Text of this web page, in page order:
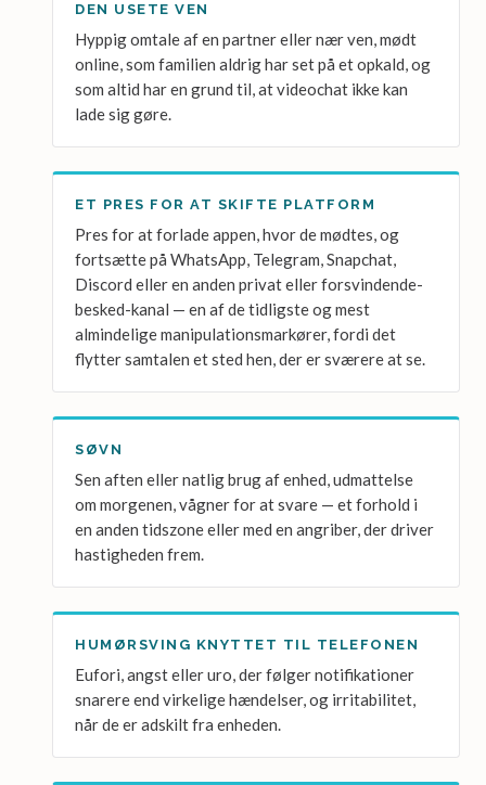
DEN USETE VEN
Hyppig omtale af en partner eller nær ven, mødt
online, som familien aldrig har set på et opkald, og
som altid har en grund til, at videochat ikke kan
lade sig gøre.
ET PRES FOR AT SKIFTE PLATFORM
Pres for at forlade appen, hvor de mødtes, og
fortsætte på WhatsApp, Telegram, Snapchat,
Discord eller en anden privat eller forsvindende-
besked-kanal — en af de tidligste og mest
almindelige manipulationsmarkører, fordi det
flytter samtalen et sted hen, der er sværere at se.
SØVN
Sen aften eller natlig brug af enhed, udmattelse
om morgenen, vågner for at svare — et forhold i
en anden tidszone eller med en angriber, der driver
hastigheden frem.
HUMØRSVING KNYTTET TIL TELEFONEN
Eufori, angst eller uro, der følger notifikationer
snarere end virkelige hændelser, og irritabilitet,
når de er adskilt fra enheden.